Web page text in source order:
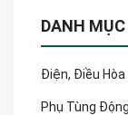
DANH MỤC
Điện, Điều Hòa
Phụ Tùng